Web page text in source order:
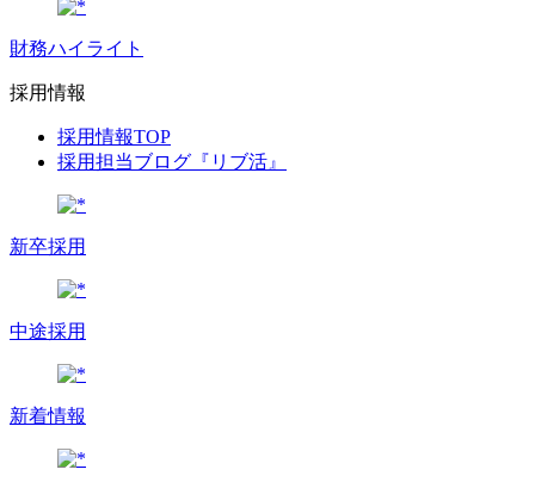
財務ハイライト
採用情報
採用情報TOP
採用担当ブログ『リブ活』
新卒採用
中途採用
新着情報